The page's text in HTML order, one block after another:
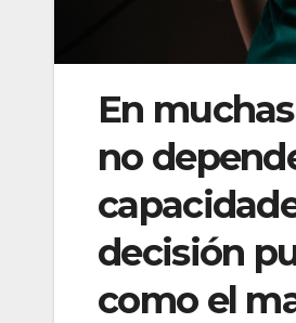
En
no
decisión
como el